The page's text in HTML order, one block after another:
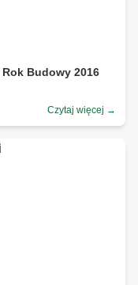
Budowy 2016
Czytaj więcej →